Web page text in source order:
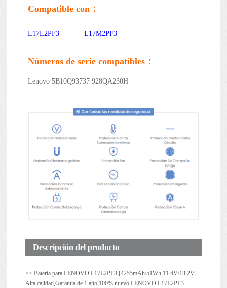
Compatible con：
L17L2PF3 L17M2PF3
Números de serie compatibles：
Lenovo 5B10Q93737 928QA230H
Descripción del producto
>> Batería para LENOVO L17L2PF3[4255mAh/51Wh,11.4V/13.2V]
Alta calidad,Garantía de 1 año,100% nuevo LENOVO L17L2PF3